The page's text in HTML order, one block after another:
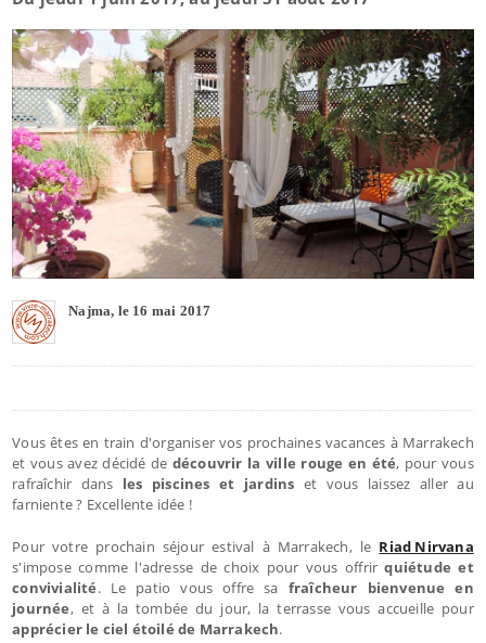
Najma, le 16 mai 2017
Vous êtes en train d'organiser vos prochaines vacances à Marrakech
et vous avez décidé de découvrir la ville rouge en été, pour vous
rafraîchir dans les piscines et jardins et vous laissez aller au
farniente ? Excellente idée !
Pour votre prochain séjour estival à Marrakech, le Riad Nirvana
s'impose comme l'adresse de choix pour vous offrirquiétude et
convivialité. Le patio vous offre sa fraîcheur bienvenue en
journée, et à la tombée du jour, la terrasse vous accueille pour
apprécier le ciel étoilé de Marrakech.